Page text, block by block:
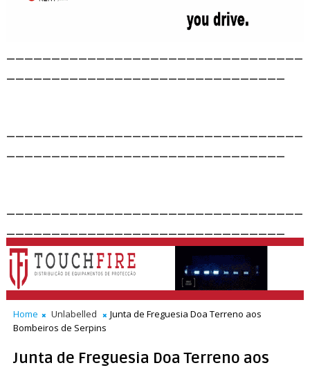
Home Unlabelled
Junta de Freguesia Doa Terreno aos
Bombeiros de Serpins
Junta de Freguesia Doa Terreno aos